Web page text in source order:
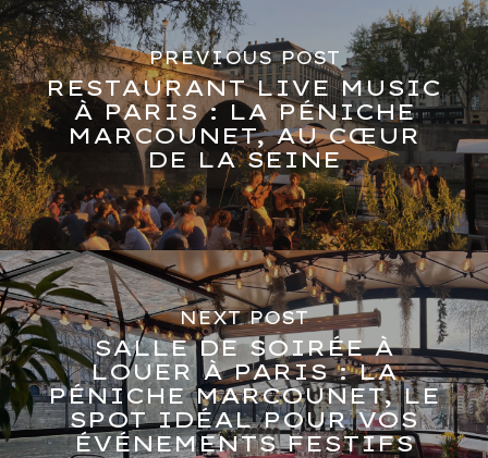
PREVIOUS POST
RESTAURANT LIVE MUSIC
À PARIS : LA PÉNICHE
MARCOUNET, AU CŒUR
DE LA SEINE
NEXT POST
SALLE DE SOIRÉE À
LOUER À PARIS : LA
PÉNICHE MARCOUNET, LE
SPOT IDÉAL POUR VOS
ÉVÉNEMENTS FESTIFS